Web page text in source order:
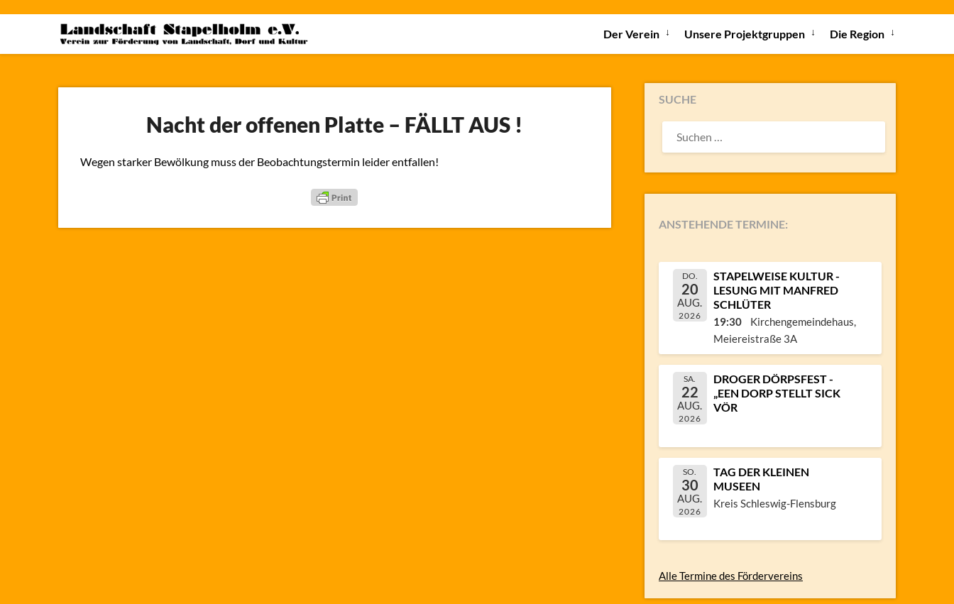
Der Verein Unsere Projektgruppen Die Region
Nacht der offenen Platte – FÄLLT AUS !
Wegen starker Bewölkung muss der Beobachtungstermin leider entfallen!
SUCHE
SUCHEN
NACH:
ANSTEHENDE TERMINE:
DO.
20
AUG.
2026
STAPELWEISE KULTUR -
LESUNG MIT MANFRED
SCHLÜTER
19:30
Kirchengemeindehaus,
Meiereistraße 3A
SA.
22
AUG.
2026
DROGER DÖRPSFEST -
„EEN DORP STELLT SICK
VÖR
SO.
30
AUG.
2026
TAG DER KLEINEN
MUSEEN
Kreis Schleswig-Flensburg
Alle Termine des Fördervereins